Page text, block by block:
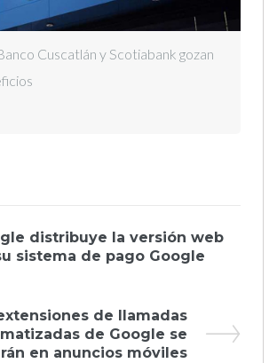
Cuscatlán y Scotiabank gozan
distribuye la versión web
sistema de pago Google
de llamadas
de Google se
en anuncios móviles